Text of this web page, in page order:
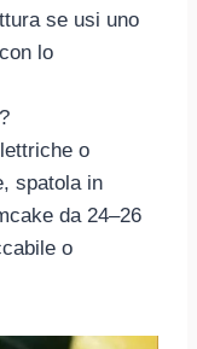
se usi uno
lo
o
spatola in
da 24–26
o